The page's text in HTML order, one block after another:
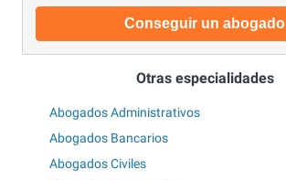
Conseguir un abogado
Otras especialidades
Abogados Administrativos
Abogados Bancarios
Abogados Civiles